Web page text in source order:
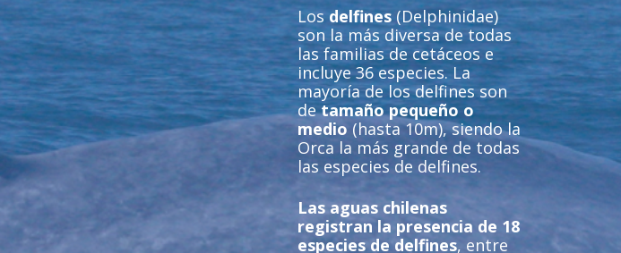
Los delfines (Delphinidae)
son la más diversa de todas
las familias de cetáceos e
incluye 36 especies. La
mayoría de los delfines son
detamaño pequeño o
medio (hasta 10m), siendo la
Orca la más grande de todas
las especies de delfines.
Las aguas chilenas
registran la presencia de 18
especies de delfines, entre